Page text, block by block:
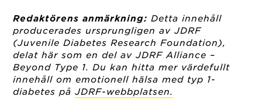
Redaktörens anmärkning: Detta innehåll
producerades ursprungligen av JDRF
(Juvenile Diabetes Research Foundation),
delat här som en del av JDRF Alliance –
Beyond Type 1. Du kan hitta mer värdefullt
innehåll om emotionell hälsa med typ 1-
diabetes påJDRF-webbplatsen.